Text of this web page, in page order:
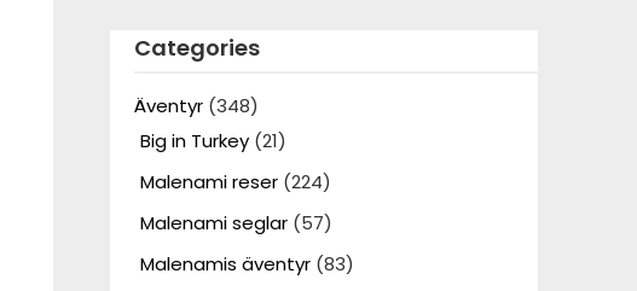
Categories
Äventyr(348)
Big in Turkey(21)
Malenami reser(224)
Malenami seglar(57)
Malenamis äventyr(83)